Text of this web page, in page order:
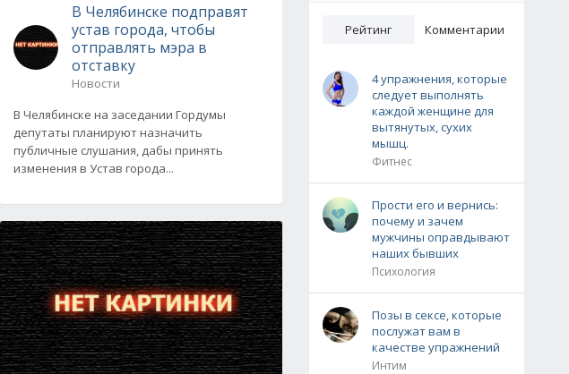
В Челябинске подправят
устав города, чтобы
отправлять мэра в
отставку
Новости
В Челябинске на заседании Гордумы
депутаты планируют назначить
публичные слушания, дабы принять
изменения в Устав города...
Рейтинг Комментарии
4 упражнения, которые
следует выполнять
каждой женщине для
вытянутых, сухих
мышц.
Фитнес
Прости его и вернись:
почему и зачем
мужчины оправдывают
наших бывших
Психология
Позы в сексе, которые
послужат вам в
качестве упражнений
Интим